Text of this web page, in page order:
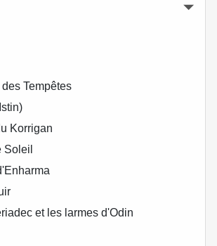
Tempêtes
Korrigan
Soleil
et les larmes d'Odin